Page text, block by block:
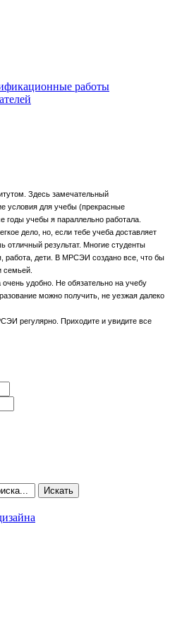
работы
Здесь замечательный
условия для учебы (прекрасные
годы учебы я параллельно работала.
дело, но, если тебе учеба доставляет
отличный результат. Многие студенты
работа, дети. В МРСЭИ создано все, что бы
семьей.
удобно. Не обязательно на учебу
можно получить, не уезжая далеко
регулярно. Приходите и увидите все
Искать